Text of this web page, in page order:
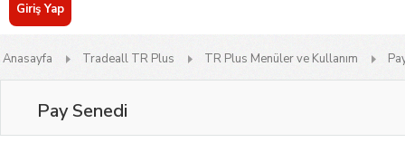
Giriş Yap
Anasayfa Tradeall TR Plus TR Plus Menüler ve Kullanım
Pay Senedi